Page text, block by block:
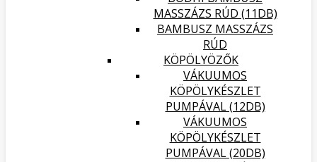
MASSZÁZS RÚD (11DB)
BAMBUSZ MASSZÁZS
RÚD
KÖPÖLYÖZŐK
VÁKUUMOS
KÖPÖLYKÉSZLET
PUMPÁVAL (12DB)
VÁKUUMOS
KÖPÖLYKÉSZLET
PUMPÁVAL (20DB)